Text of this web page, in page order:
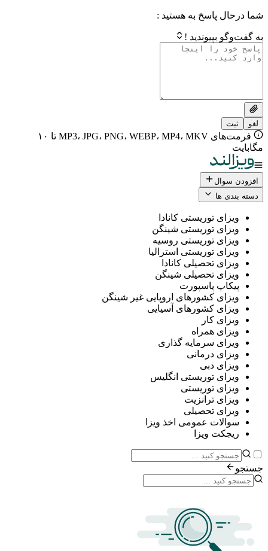
پاسخ به هستید :
!
فرمت‌های MP3، JPG، PNG، WEBP، MP4، MKV تا ۱۰
ها
توریستی کانادا
توریستی شینگن
توریستی روسیه
توریستی استرالیا
تحصیلی کانادا
تحصیلی شینگن
پاسپورت
کشورهای اروپایی غیر شینگن
کشورهای آسیایی
کار
همراه
سرمایه گذاری
درمانی
دبی
توریستی انگلیس
توریستی
ترانزیت
تحصیلی
عمومی اخذ ویزا
ویزا